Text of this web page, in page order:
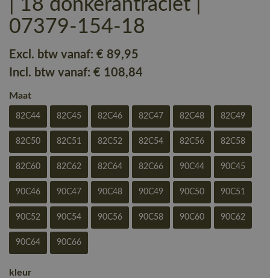
| 18 donkerantraciet |
07379-154-18
Excl. btw vanaf: € 89,95
Incl. btw vanaf: € 108,84
Maat
82C44 82C45 82C46 82C47 82C48 82C49
82C50 82C51 82C52 82C54 82C56 82C58
82C60 82C62 82C64 82C66 90C44 90C45
90C46 90C47 90C48 90C49 90C50 90C51
90C52 90C54 90C56 90C58 90C60 90C62
90C64 90C66
kleur